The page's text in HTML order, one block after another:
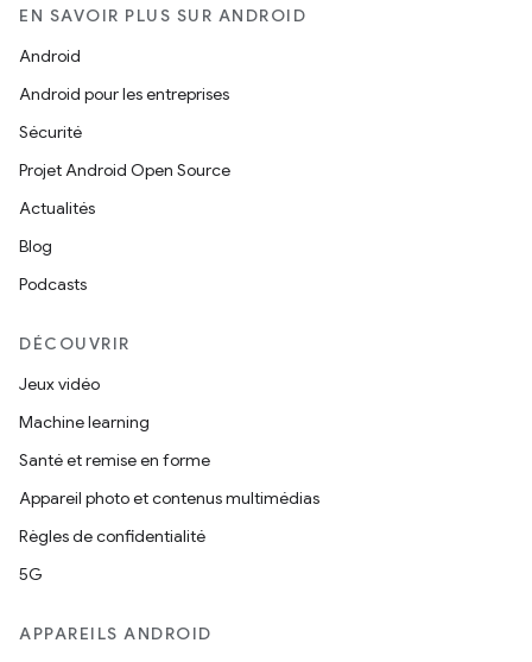
EN SAVOIR PLUS SUR ANDROID
Android
Android pour les entreprises
Sécurité
Projet Android Open Source
Actualités
Blog
Podcasts
DÉCOUVRIR
Jeux vidéo
Machine learning
Santé et remise en forme
Appareil photo et contenus multimédias
Règles de confidentialité
5G
APPAREILS ANDROID